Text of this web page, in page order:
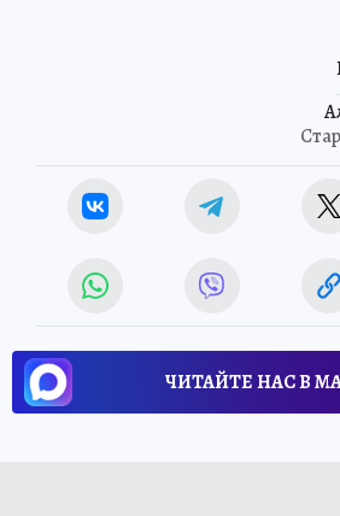
ЧИТАЙТЕ НАС В